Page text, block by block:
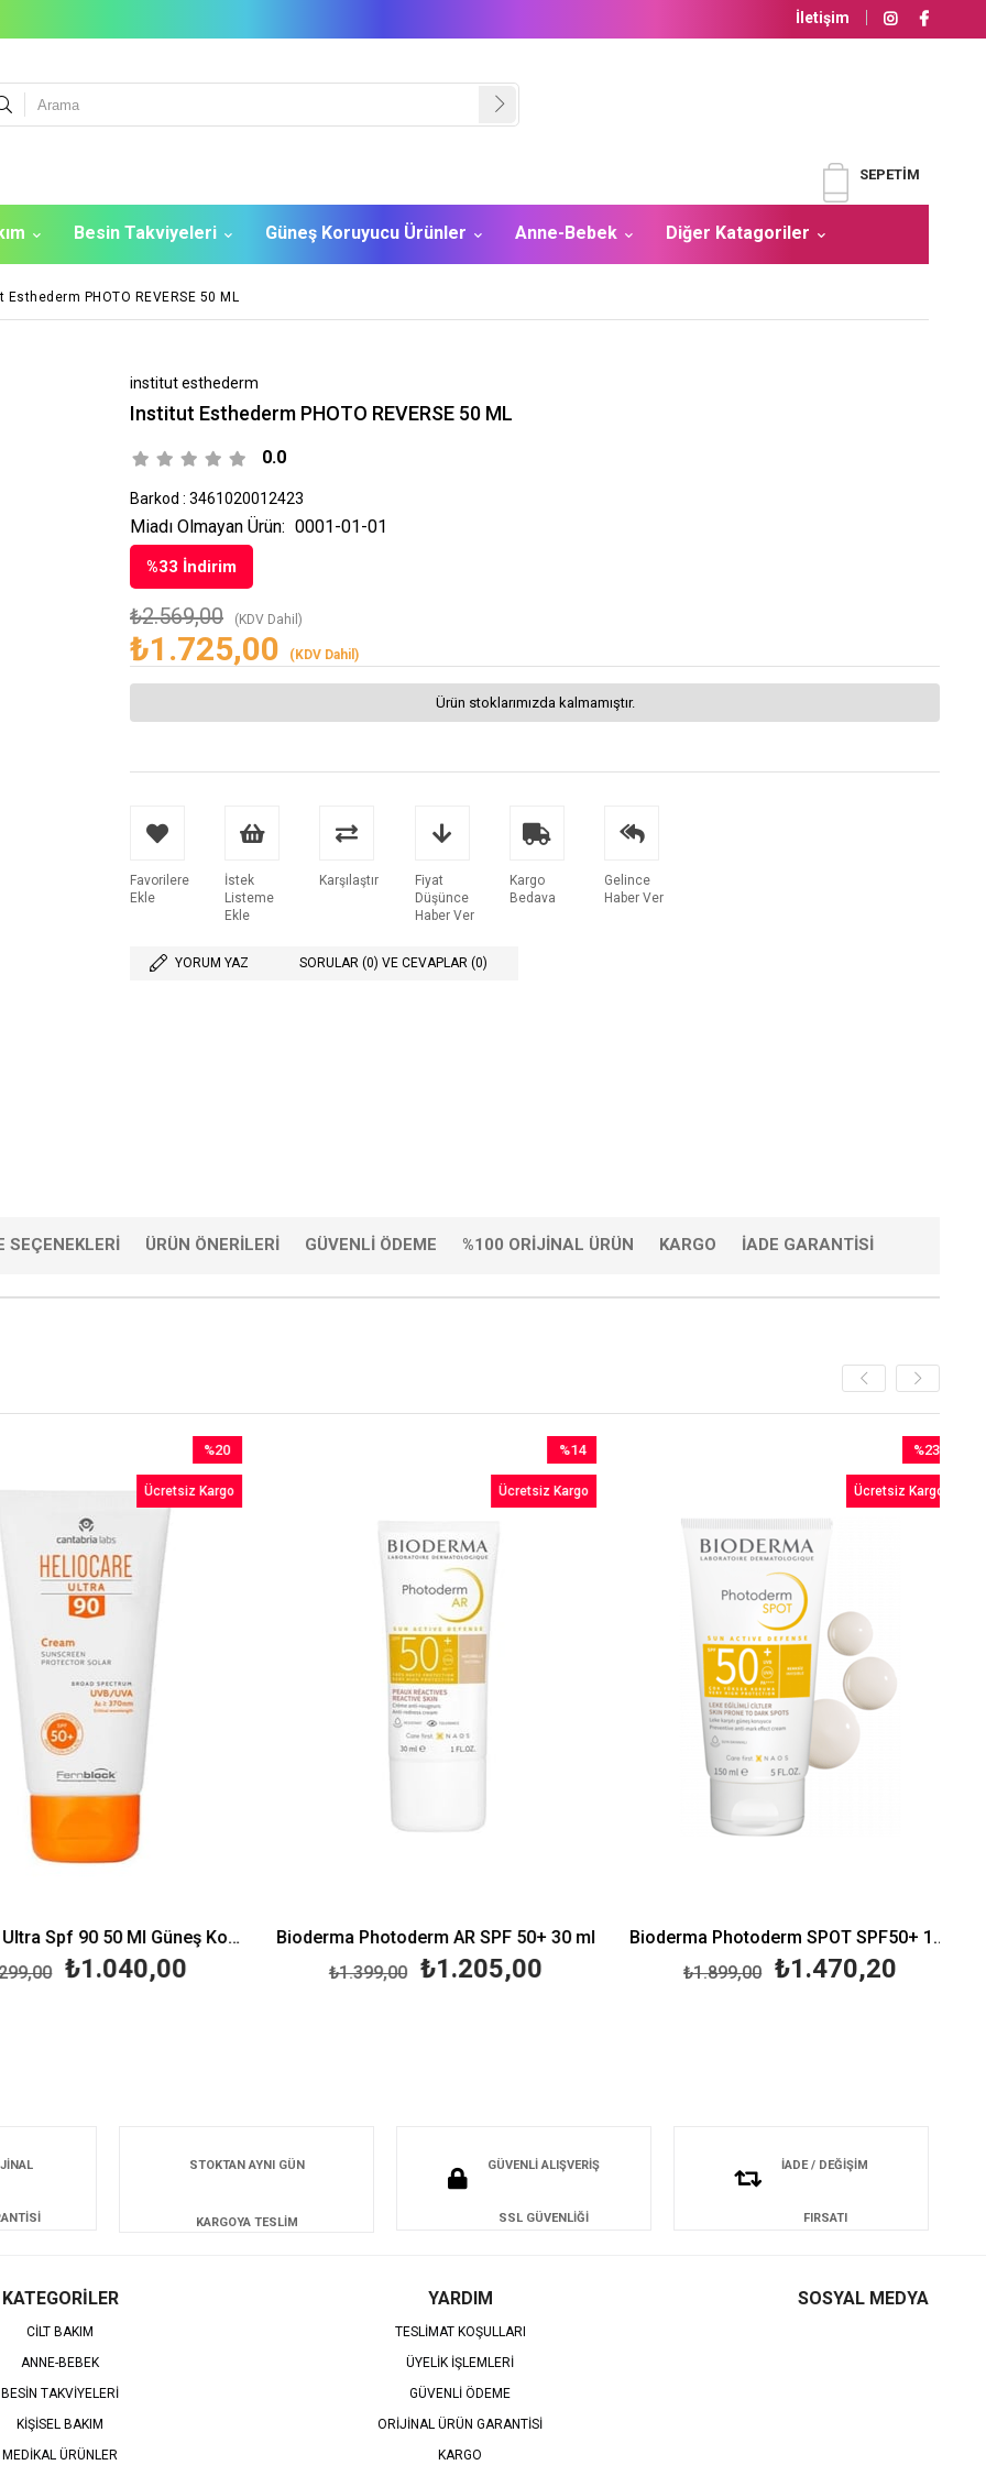
İletişim
SEPETIM
Besin Takviyeleri Güneş Koruyucu Ürünler Anne-Bebek Diğer Katagoriler
PHOTO REVERSE 50 ML
institut esthederm
Institut Esthederm PHOTO REVERSE 50 ML
0.0
Barkod : 3461020012423
%33 İndirim
₺2.569,00 (KDV Dahil)
₺1.725,00 (KDV Dahil)
Miadı Olmayan Ürün: 0001-01-01
Ürün stoklarımızda kalmamıştır.
Favorilere
Ekle
İstek
Listeme
Ekle
Karşılaştır
Fiyat
Düşünce
Haber Ver
Kargo
Bedava
Gelince
Haber Ver
YORUM YAZ SORULAR (0) VE CEVAPLAR (0)
SEÇENEKLERI ÜRÜN ÖNERILERI GÜVENLI ÖDEME %100 ORIJINAL ÜRÜN KARGO İADE GARANTISI
Heliocare Ultra Spf 90 50 Ml Güneş Koruma Kremi
₺1.040,00
%20
İndirim
%20İndirim
Ücretsiz Kargo
Bioderma Photoderm AR SPF 50+ 30 ml
₺1.205,00
₺1.399,00
%14
İndirim
%14İndirim
Ücretsiz Kargo
Bioderma Photoderm SPOT SPF50+ 150ml
₺1.470,20
₺1.899,00
%23
İndirim
%23İndirim
Ücretsiz Kargo
STOKTAN AYNI GÜN
KARGOYA TESLİM
GÜVENLİ ALIŞVERİŞ
SSL GÜVENLİĞİ
İADE / DEĞİŞİM
FIRSATI
KATEGORİLER
CİLT BAKIM
ANNE-BEBEK
BESİN TAKVİYELERİ
KİŞİSEL BAKIM
MEDİKAL ÜRÜNLER
YARDIM
TESLİMAT KOŞULLARI
ÜYELİK İŞLEMLERİ
GÜVENLİ ÖDEME
ORİJİNAL ÜRÜN GARANTİSİ
KARGO
SOSYAL MEDYA